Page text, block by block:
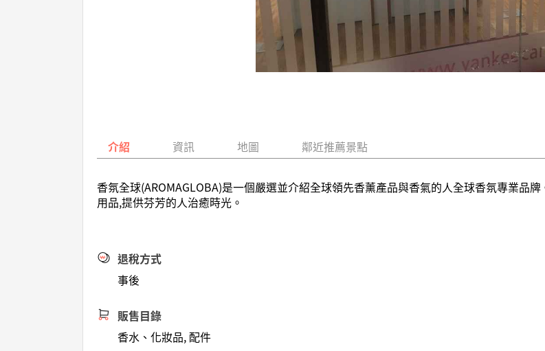
介紹 資訊 地圖 鄰近推薦景點
香氛全球(AROMAGLOBA)是一個嚴選並介紹全球領先香薰產品與香氣的人全球香氛專業品
用品,提供芬芳的人治癒時光。
退稅方式
事後
販售目錄
香水、化妝品, 配件